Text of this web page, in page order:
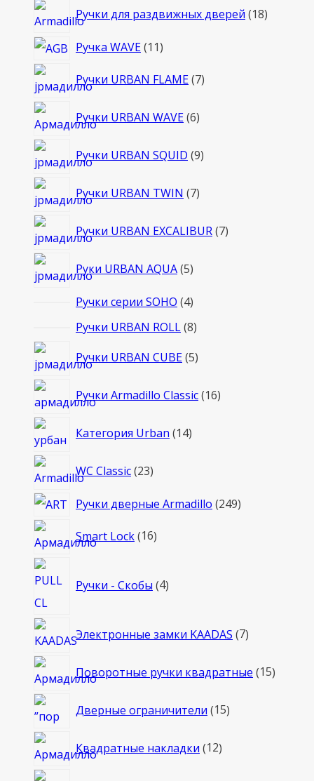
Ручки для раздвижных дверей 1818
Ручка WAVE 1111
Ручки URBAN FLAME 77
Ручки URBAN WAVE 66
Ручки URBAN SQUID 99
Ручки URBAN TWIN 77
Ручки URBAN EXCALIBUR 77
Руки URBAN AQUA 55
Ручки серии SOHO 44
товара
Ручки URBAN ROLL 88
Ручки URBAN CUBE 55
Ручки Armadillo Classic 1616
Категория Urban 1414
WC Classic 2323
Ручки дверные Armadillo 249249
Smart Lock 1616
Ручки - Скобы 4товара
Электронные замки KAADAS 77
Поворотные ручки квадратные 1515
Дверные ограничители 1515
Квадратные накладки 1212